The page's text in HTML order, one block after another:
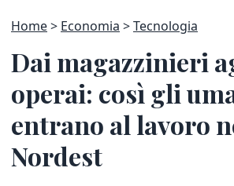
Home Economia Tecnologia
Dai magazzinieri
operai: così gli
entrano al lavoro
Nordest